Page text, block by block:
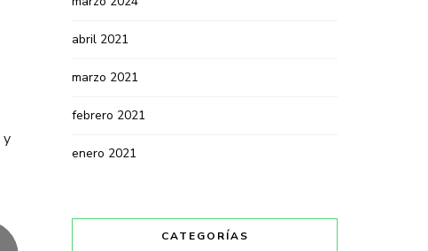
y
abril 2021
marzo 2021
febrero 2021
enero 2021
CATEGORÍAS